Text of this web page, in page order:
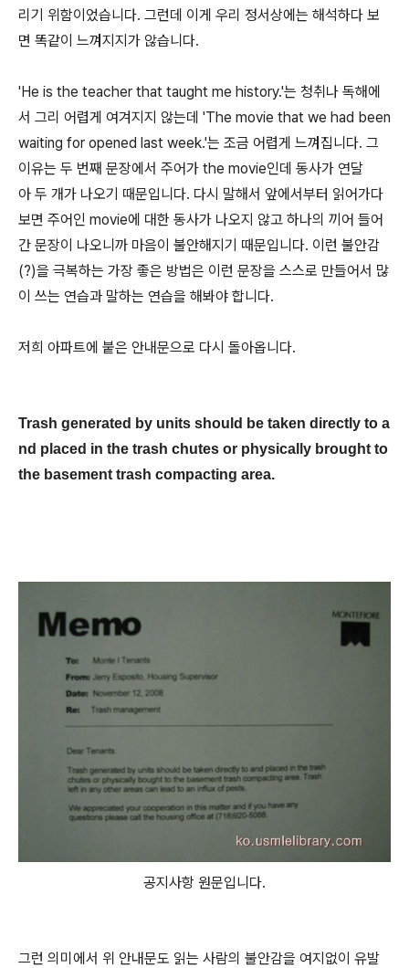
리기 위함이었습니다. 그런데 이게 우리 정서상에는 해석하다 보
면 똑같이 느껴지지가 않습니다.
'He is the teacher that taught me history.'는 청취나 독해에
서 그리 어렵게 여겨지지 않는데 'The movie that we had been
waiting for opened last week.'는 조금 어렵게 느껴집니다. 그
이유는 두 번째 문장에서 주어가 the movie인데 동사가 연달
아 두 개가 나오기 때문입니다. 다시 말해서 앞에서부터 읽어가다
보면 주어인 movie에 대한 동사가 나오지 않고 하나의 끼어 들어
간 문장이 나오니까 마음이 불안해지기 때문입니다. 이런 불안감
(?)을 극복하는 가장 좋은 방법은 이런 문장을 스스로 만들어서 많
이 쓰는 연습과 말하는 연습을 해봐야 합니다.
저희 아파트에 붙은 안내문으로 다시 돌아옵니다.
Trash generated by units should be taken directly to a
nd placed in the trash chutes or physically brought to
the basement trash compacting area.
공지사항 원문입니다.
그런 의미에서 위 안내문도 읽는 사람의 불안감을 여지없이 유발